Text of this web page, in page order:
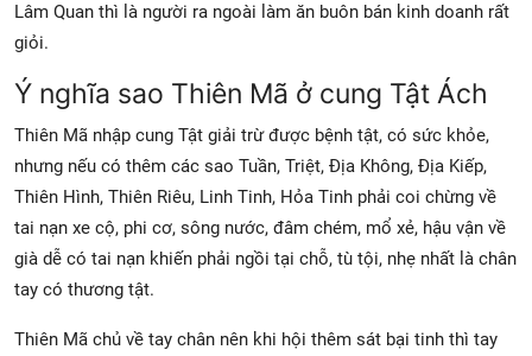
Lâm Quan thì là người ra ngoài làm ăn buôn bán kinh doanh rất
giỏi.
Ý nghĩa sao Thiên Mã ở cung Tật Ách
Thiên Mã nhập cung Tật giải trừ được bệnh tật, có sức khỏe,
nhưng nếu có thêm các sao Tuần, Triệt, Địa Không, Địa Kiếp,
Thiên Hình, Thiên Riêu, Linh Tinh, Hỏa Tinh phải coi chừng về
tai nạn xe cộ, phi cơ, sông nước, đâm chém, mổ xẻ, hậu vận về
già dễ có tai nạn khiến phải ngồi tại chỗ, tù tội, nhẹ nhất là chân
tay có thương tật.
Thiên Mã chủ về tay chân nên khi hội thêm sát bại tinh thì tay